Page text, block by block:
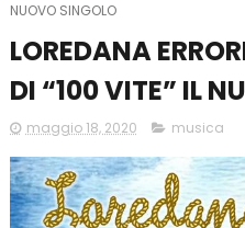
NUOVO SINGOLO
LOREDANA
DI “100 VITE” IL
maggio 18, 2020 musica